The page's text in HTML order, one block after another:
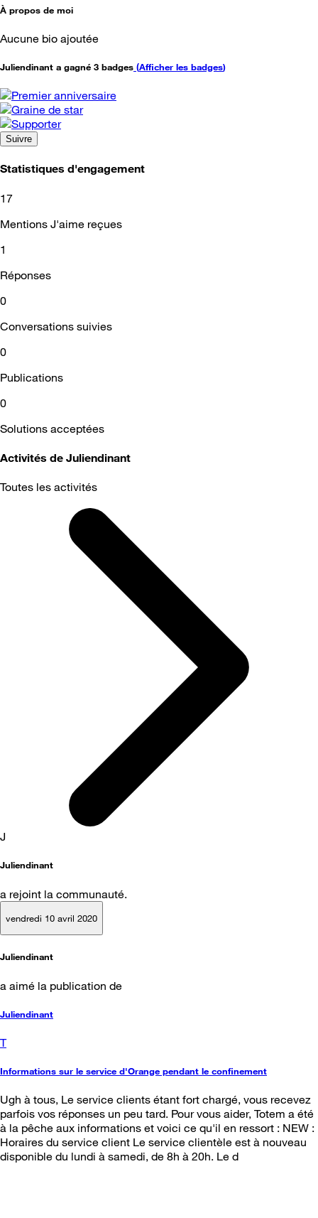
À propos de moi
Aucune bio ajoutée
Juliendinant a gagné 3 badges (Afficher les badges)
Suivre
Statistiques d'engagement
17
Mentions J'aime reçues
1
Réponses
0
Conversations suivies
0
Publications
0
Solutions acceptées
Activités de Juliendinant
Toutes les activités
J
Juliendinant
a rejoint la communauté.
vendredi 10 avril 2020
Juliendinant
a aimé la publication de
Juliendinant
T
Informations sur le service d'Orange pendant le confinement
Ugh à tous, Le service clients étant fort chargé, vous recevez
parfois vos réponses un peu tard. Pour vous aider, Totem a été
à la pêche aux informations et voici ce qu'il en ressort : NEW :
Horaires du service client Le service clientèle est à nouveau
disponible du lundi à samedi, de 8h à 20h. Le d